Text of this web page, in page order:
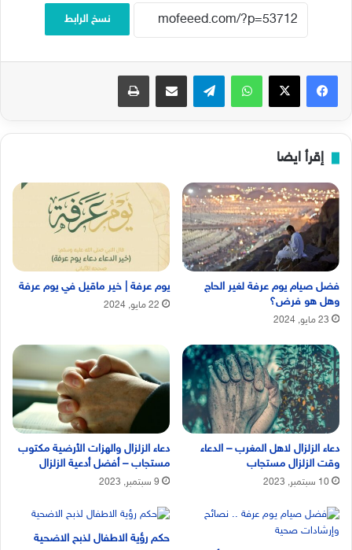
نسخ الرابط
فيسبوك‫X واتساب تيلقرام مشاركة عبر البريد طباعة
إقرأ ايضا
فضل صيام يوم عرفة لغير الحاج
وهل هو فرض؟
23 مايو, 2024
يوم عرفة | خير ماقيل في يوم عرفة
22 مايو, 2024
دعاء الزلزال لاهل المغرب – الدعاء
وقت الزلزال مستجاب
10 سبتمبر, 2023
دعاء الزلزال والهزات الأرضية مكتوب
مستجاب – أفضل أدعية الزلزال
9 سبتمبر, 2023
حكم رؤية الاطفال لذبح الاضحية